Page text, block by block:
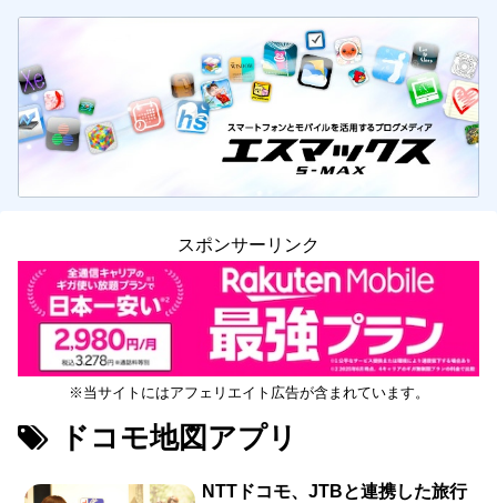
スポンサーリンク
※当サイトにはアフェリエイト広告が含まれています。
ドコモ地図アプリ
NTTドコモ、JTBと連携した旅行